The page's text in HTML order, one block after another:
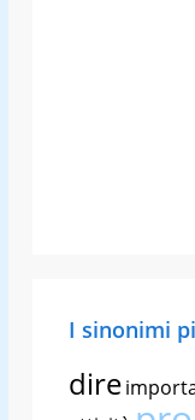
I sinonimi
dire